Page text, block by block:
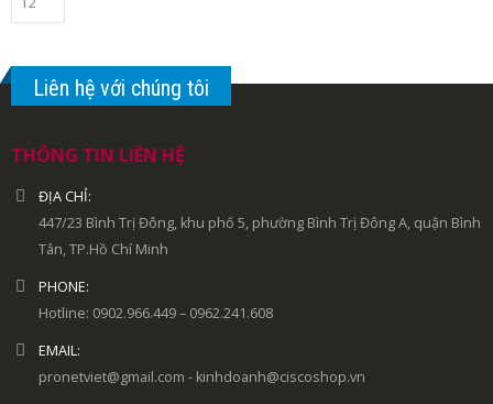
Liên hệ với chúng tôi
THÔNG TIN LIÊN HỆ
ĐỊA CHỈ:
447/23 Bình Trị Đông, khu phố 5, phường Bình Trị Đông A, quận Bình
Tân, TP.Hồ Chí Minh
PHONE:
Hotline: 0902.966.449 – 0962.241.608
EMAIL:
pronetviet@gmail.com - kinhdoanh@ciscoshop.vn